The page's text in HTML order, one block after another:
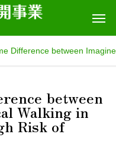
Difference between
between
Walking in
Risk of